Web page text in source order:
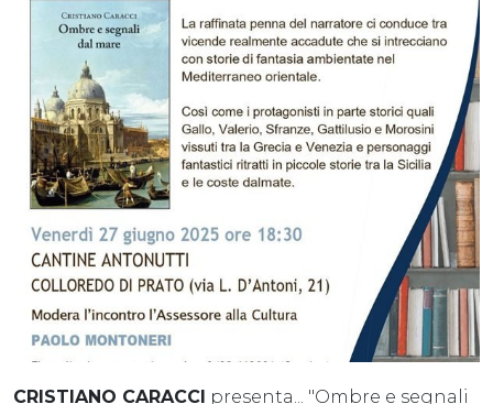
CRISTIANO CARACCI presenta... "Ombre e segnali